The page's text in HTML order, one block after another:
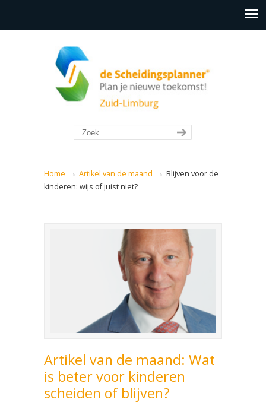
Home → Artikel van de maand → Blijven voor de
kinderen: wijs of juist niet?
Artikel van de maand: Wat
is beter voor kinderen
scheiden of blijven?